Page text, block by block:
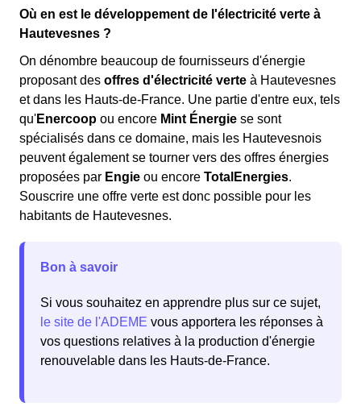
Où en est le développement de l'électricité verte à
Hautevesnes ?
On dénombre beaucoup de fournisseurs d'énergie
proposant des offres d'électricité verte à Hautevesnes
et dans les Hauts-de-France. Une partie d'entre eux, tels
qu'Enercoop ou encore Mint Énergie se sont
spécialisés dans ce domaine, mais les Hautevesnois
peuvent également se tourner vers des offres énergies
proposées par Engie ou encore TotalEnergies.
Souscrire une offre verte est donc possible pour les
habitants de Hautevesnes.
Bon à savoir
Si vous souhaitez en apprendre plus sur ce sujet,
le site de l'ADEME vous apportera les réponses à
vos questions relatives à la production d'énergie
renouvelable dans les Hauts-de-France.